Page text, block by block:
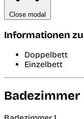
Close modal
Informationen
Doppelbett
Einzelbett
Badezimmer